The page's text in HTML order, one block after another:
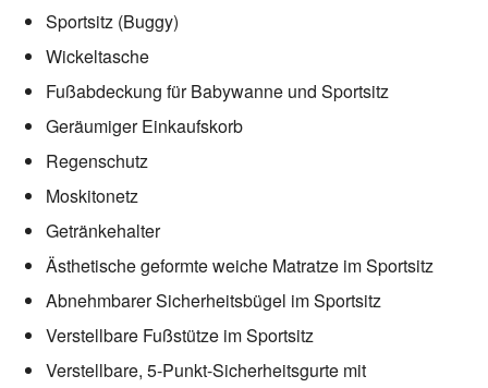
Sportsitz (Buggy)
Wickeltasche
Fußabdeckung für Babywanne und Sportsitz
Geräumiger Einkaufskorb
Regenschutz
Moskitonetz
Getränkehalter
Ästhetische geformte weiche Matratze im Sportsitz
Abnehmbarer Sicherheitsbügel im Sportsitz
Verstellbare Fußstütze im Sportsitz
Verstellbare, 5-Punkt-Sicherheitsgurte mit